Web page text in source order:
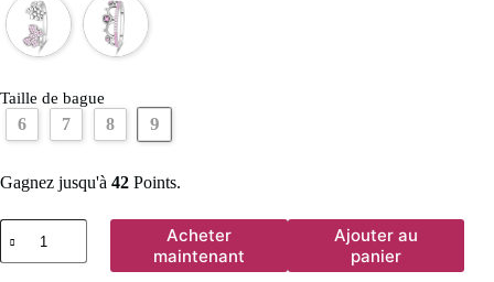
Taille de bague
6 7 8 9
Gagnez jusqu'à 42 Points.
quantité
de
Bagues
Acheter
maintenant
Ajouter au
panier